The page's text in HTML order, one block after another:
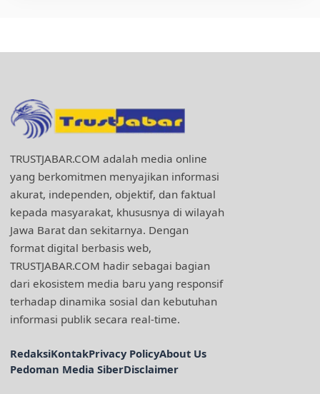
TRUSTJABAR.COM adalah media online
yang berkomitmen menyajikan informasi
akurat, independen, objektif, dan faktual
kepada masyarakat, khususnya di wilayah
Jawa Barat dan sekitarnya. Dengan
format digital berbasis web,
TRUSTJABAR.COM hadir sebagai bagian
dari ekosistem media baru yang responsif
terhadap dinamika sosial dan kebutuhan
informasi publik secara real-time.
RedaksiKontakPrivacy PolicyAbout Us
Pedoman Media SiberDisclaimer